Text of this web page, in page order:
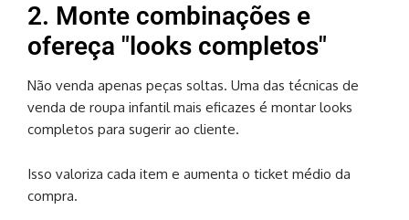
2. Monte combinações e
ofereça "looks completos"
Não venda apenas peças soltas. Uma das técnicas de
venda de roupa infantil mais eficazes é montar looks
completos para sugerir ao cliente.
Isso valoriza cada item e aumenta o ticket médio da
compra.